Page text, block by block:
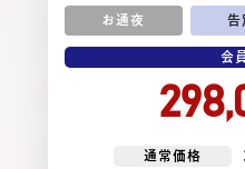
お通夜 告
会
通常価格